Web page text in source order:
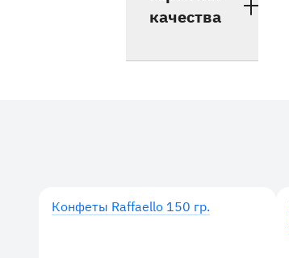
качества
Конфеты Raffaello 150 гр.